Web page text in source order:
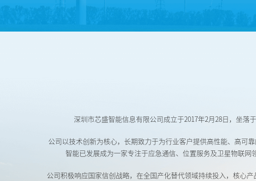
深圳市芯盛智能信息有限公司成立于2017年2月28日，坐落
公司以技术创新为核心，长期致力于为行业客户提供高性能、高可
智能已发展成为一家专注于应急通信、位置服务及卫星物联
公司积极响应国家信创战略，在全国产化替代领域持续投入，核心